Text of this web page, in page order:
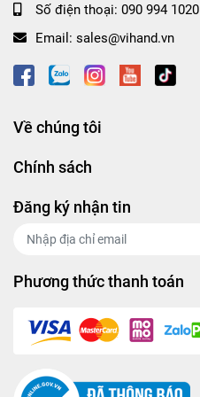
Số điện thoại: 090 994 1020
Email: sales@vihand.vn
Về chúng tôi
Chính sách
Đăng ký nhận tin
Phương thức thanh toán